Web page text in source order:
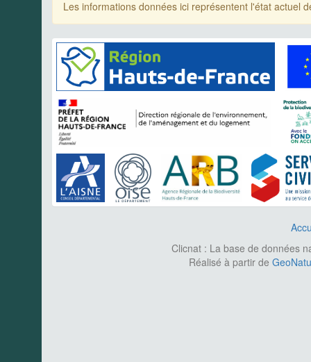
Les informations données ici représentent l'état actuel
Clicnat : La base de données
Réalisé à partir de